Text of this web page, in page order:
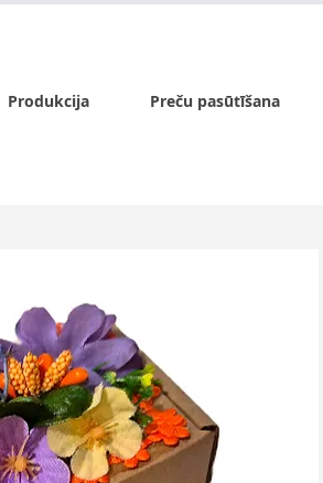
Produkcija Preču pasūtīšana